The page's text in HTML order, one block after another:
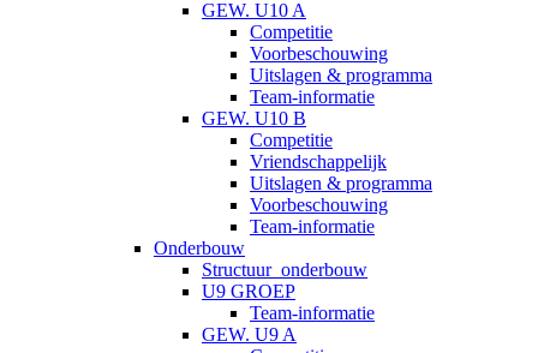
GEW. U10 A
Competitie
Voorbeschouwing
Uitslagen & programma
Team-informatie
GEW. U10 B
Competitie
Vriendschappelijk
Uitslagen & programma
Voorbeschouwing
Team-informatie
Onderbouw
Structuur_onderbouw
U9 GROEP
Team-informatie
GEW. U9 A